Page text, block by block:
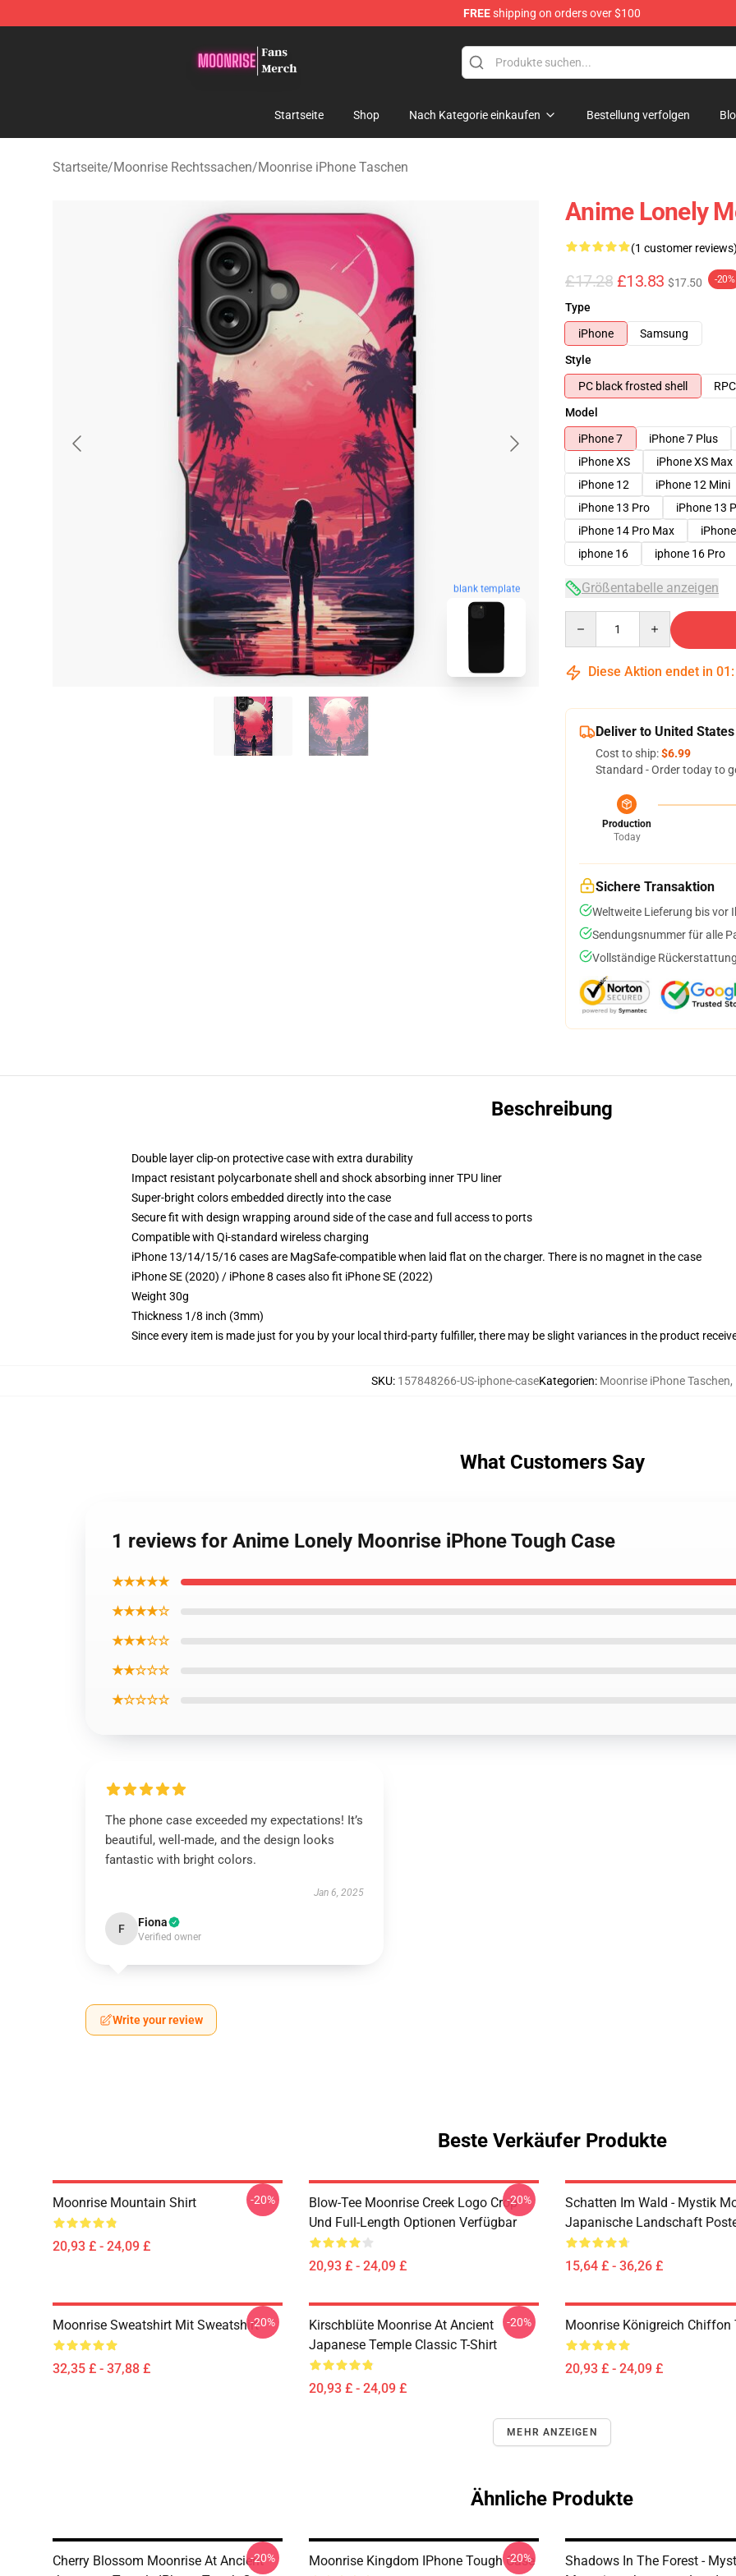
FREEshipping on orders over $100
Startseite Shop Nach Kategorie einkaufen Bestellung verfolgen
Startseite/Moonrise Rechtssachen/Moonrise iPhone Taschen
blank template
Anime Lonely
(1 customer
£17.28 £13.83 $17.50 -20%
Type
iPhone
Samsung
Style
PC black frosted shell
Model
iPhone 7
iPhone 7 Plus
iPhone XS
iPhone XS Max
iPhone 12
iPhone 12 Mini
iPhone 13 Pro
iPhone 13
iPhone 14 Pro Max
iphone 16
iphone 16 Pro
Größentabelle anzeigen
Diese Aktion endet in 01
Deliver to United States
Cost to ship:$6.99
Standard - Order today to
Production
Today
Sichere Transaktion
Weltweite Lieferung bis vor
Sendungsnummer für alle
Vollständige
Beschreibung
Double layer clip-on protective case with extra durability
Impact resistant polycarbonate shell and shock absorbing inner TPU liner
Super-bright colors embedded directly into the case
Secure fit with design wrapping around side of the case and full access to ports
Compatible with Qi-standard wireless charging
iPhone 13/14/15/16 cases are MagSafe-compatible when laid flat on the charger. There is no magnet in the case
iPhone SE (2020) / iPhone 8 cases also fit iPhone SE (2022)
Weight 30g
Thickness 1/8 inch (3mm)
Since every item is made just for you by your local third-party fulfiller, there may be slight variances in the product
SKU: 157848266-US-iphone-caseKategorien: Moonrise iPhone Taschen,
What Customers Say
1 reviews for Anime Lonely Moonrise iPhone Tough Case
★★★★★
★★★★☆
★★★☆☆
★★☆☆☆
★☆☆☆☆
The phone case exceeded my expectations! It’s
beautiful, well-made, and the design looks
fantastic with bright colors.
Jan 6, 2025
F Fiona
Verified owner
Write your review
Beste Verkäufer Produkte
Moonrise Mountain Shirt
20,93 £ - 24,09 £
-20%
Blow-Tee Moonrise Creek Logo Crop
Und Full-Length Optionen Verfügbar
20,93 £ - 24,09 £
-20%
Schatten Im Wald - Mystik
Japanische Landschaft
15,64 £ - 36,26 £
Moonrise Sweatshirt Mit Sweatshirt
32,35 £ - 37,88 £
-20%
Kirschblüte Moonrise At Ancient
Japanese Temple Classic T-Shirt
20,93 £ - 24,09 £
-20% Moonrise Königreich Chiffon
20,93 £ - 24,09 £
MEHR ANZEIGEN
Ähnliche Produkte
Cherry Blossom Moonrise At Ancient-20% Moonrise Kingdom IPhone Tough Case
-20%
Shadows In The Forest -